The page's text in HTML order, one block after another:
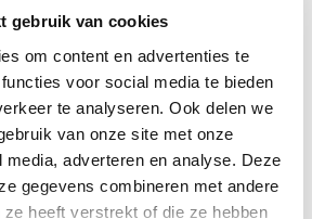
gebruik van cookies
om content en advertenties te
voor social media te bieden
te analyseren. Ook delen we
van onze site met onze
adverteren en analyse. Deze
gegevens combineren met andere
ze heeft verstrekt of die ze hebben